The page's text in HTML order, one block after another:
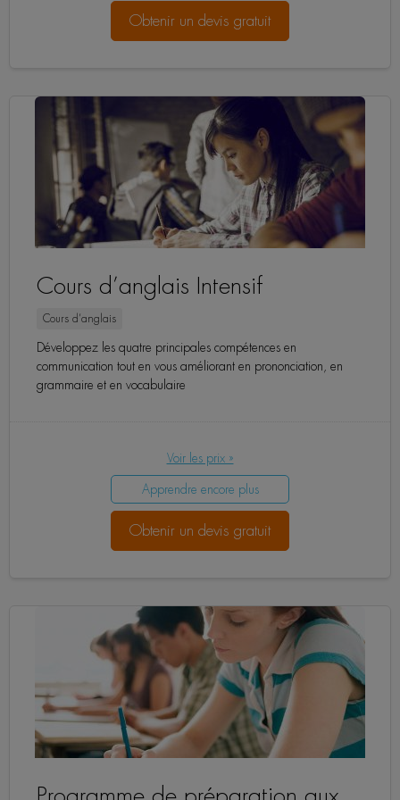
Obtenir un devis gratuit
Cours d’anglais Intensif
Cours d’anglais
Développez les quatre principales compétences en
communication tout en vous améliorant en prononciation, en
grammaire et en vocabulaire
Voir les prix »
Apprendre encore plus
Obtenir un devis gratuit